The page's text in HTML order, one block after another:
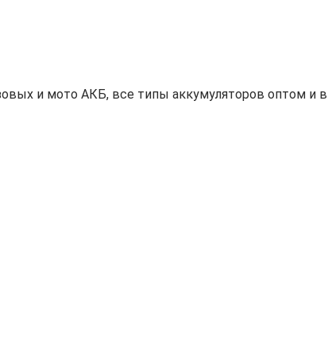
и мото АКБ, все типы аккумуляторов оптом и в